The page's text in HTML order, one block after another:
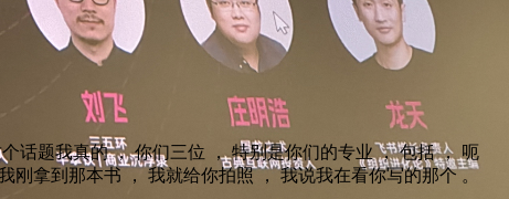
话题我真的 ， 你们三位 ， 特别是你们的专业 ， 包括 ， 呃
我刚拿到那本书 ， 我就给你拍照 ， 我说我在看你写的那个 。